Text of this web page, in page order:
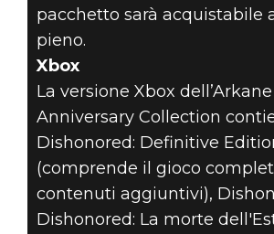
pacchetto sarà acquistabile
pieno.
Xbox
La versione Xbox
Anniversary Collection
Dishonored: Definitive
(comprende il gioco
contenuti aggiuntivi),
Dishonored: La morte